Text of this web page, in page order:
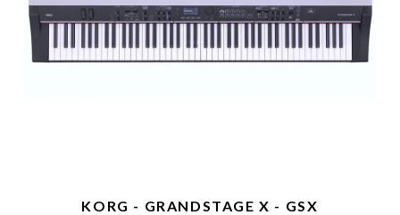
KORG - GRANDSTAGE X - GSX